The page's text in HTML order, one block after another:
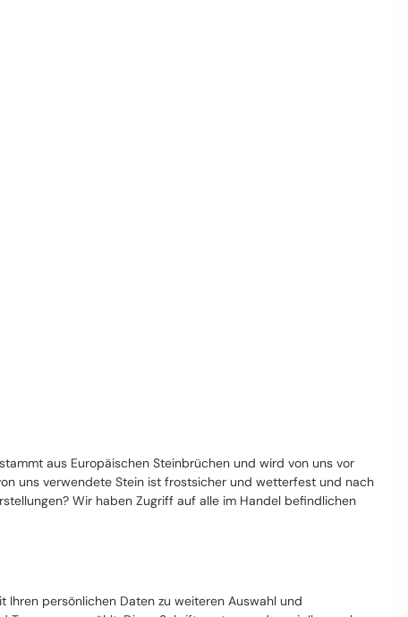
aus Europäischen Steinbrüchen und wird von uns vor
uns verwendete Stein ist frostsicher und wetterfest und nach
Wir haben Zugriff auf alle im Handel befindlichen
persönlichen Daten zu weiteren Auswahl und